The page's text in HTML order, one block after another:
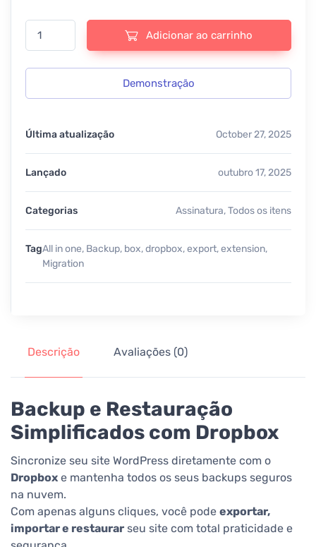
All-in-One WP Migration Dropbox Extension - v3.88 quantidade
Adicionar ao carrinho
Demonstração
Última atualização October 27, 2025
Lançado outubro 17, 2025
Categorias Assinatura,Todos os itens
TagAll in one, Backup, box,dropbox,export,extension,
Migration
Descrição Avaliações (0)
Backup e Restauração
Simplificados com Dropbox
Sincronize seu site WordPress diretamente com o
Dropbox e mantenha todos os seus backups seguros
na nuvem.
Com apenas alguns cliques, você pode exportar,
importar e restaurar seu site com total praticidade e